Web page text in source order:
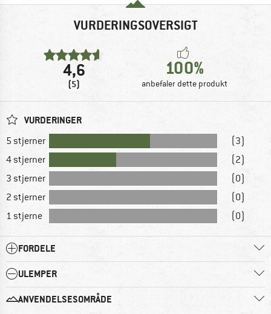
VURDERINGSOVERSIGT
4,6
(5)
100%
anbefaler dette produkt
VURDERINGER
5 stjerner
(3)
4 stjerner
(2)
3 stjerner
(0)
2 stjerner
(0)
1 stjerne
(0)
FORDELE
ULEMPER
ANVENDELSESOMRÅDE